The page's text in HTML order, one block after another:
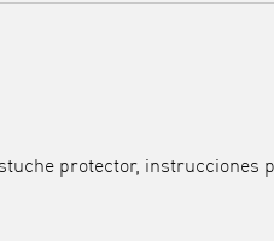
protector, instrucciones